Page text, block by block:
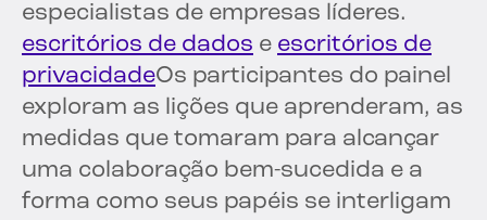
especialistas de empresas líderes.
escritórios de dados e escritórios de
privacidadeOs participantes do painel
exploram as lições que aprenderam, as
medidas que tomaram para alcançar
uma colaboração bem-sucedida e a
forma como seus papéis se interligam